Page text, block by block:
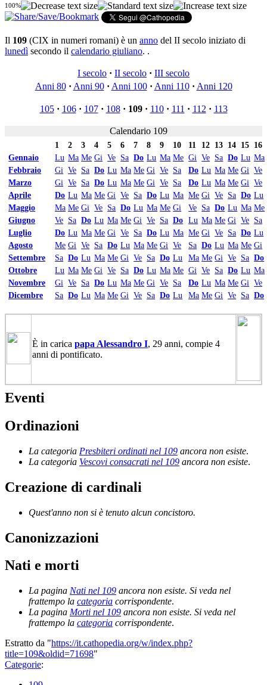
100%
Il 109 (CIX in numeri romani) è un anno del II secolo iniziato di
lunedì secondo il calendario giuliano. .
I secolo · II secolo · III secolo
Anni 80· Anni 90· Anni 100· Anni 110· Anni 120
105· 106· 107· 108· 109· 110· 111 · 112 · 113
Calendario 109
1 2 3 4 5 6 7 8 9 10 11 12 13 14 15 16
Gennaio
Lu Ma Me Gi Ve Sa Do Lu Ma Me Gi Ve Sa Do Lu Ma
Febbraio
Gi Ve Sa Do Lu Ma Me Gi Ve Sa Do Lu Ma Me Gi Ve
Marzo
Gi Ve Sa Do Lu Ma Me Gi Ve Sa Do Lu Ma Me Gi Ve
Aprile
Do Lu Ma Me Gi Ve Sa Do Lu Ma Me Gi Ve Sa Do Lu
Maggio
Ma Me Gi Ve Sa Do Lu Ma Me Gi Ve Sa Do Lu Ma Me
Giugno
Ve Sa Do Lu Ma Me Gi Ve Sa Do Lu Ma Me Gi Ve Sa
Luglio
Do Lu Ma Me Gi Ve Sa Do Lu Ma Me Gi Ve Sa Do Lu
Agosto
Me Gi Ve Sa Do Lu Ma Me Gi Ve Sa Do Lu Ma Me Gi
Settembre
Sa Do Lu Ma Me Gi Ve Sa Do Lu Ma Me Gi Ve Sa Do
Ottobre
Lu Ma Me Gi Ve Sa Do Lu Ma Me Gi Ve Sa Do Lu Ma
Novembre
Gi Ve Sa Do Lu Ma Me Gi Ve Sa Do Lu Ma Me Gi Ve
Dicembre
Sa Do Lu Ma Me Gi Ve Sa Do Lu Ma Me Gi Ve Sa Do
È in carica papa Alessandro I, 29 anni, compie 4
anni di pontificato.
Eventi
Ordinazioni
La categoria Presbiteri ordinati nel 109 ancora non esiste.
La categoria Vescovi consacrati nel 109 ancora non esiste.
Creazione di cardinali
Quest'anno non si è tenuto alcun concistoro.
Canonizzazioni
Nati e morti
La pagina Nati nel 109 ancora non esiste. Si veda nel
frattempo la categoria corrispondente.
La pagina Morti nel 109 ancora non esiste. Si veda nel
frattempo la categoria corrispondente.
Estratto da "https://it.cathopedia.org/w/index.php?
title=109&oldid=71698"
Categorie: